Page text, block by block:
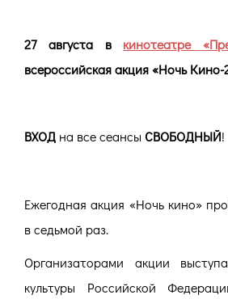
27 августа в кинотеатре
всероссийская акция «Ночь Кино-
ВХОД на все сеансы СВОБОДНЫЙ!
Ежегодная акция «Ночь кино»
в седьмой раз.
Организаторами акции
культуры Российской